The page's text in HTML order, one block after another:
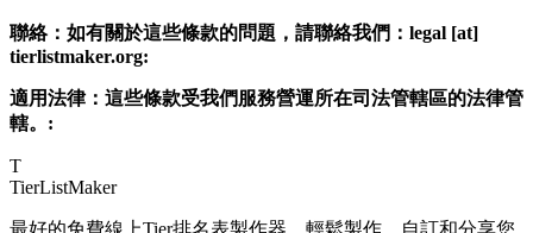
聯絡：如有關於這些條款的問題，請聯絡我們：legal [at]
tierlistmaker.org:
適用法律：這些條款受我們服務營運所在司法管轄區的法律管
轄。:
T
TierListMaker
最好的免費線上Tier排名表製作器。輕鬆製作、自訂和分享您